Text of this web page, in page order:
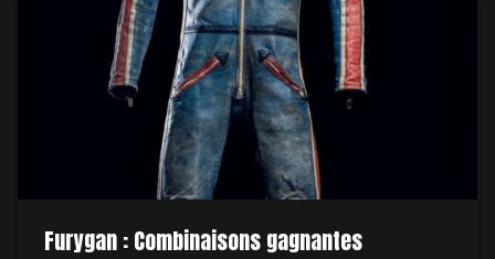
Furygan : Combinaisons gagnantes